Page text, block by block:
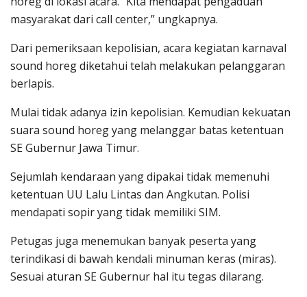
masyarakat dari call center,” ungkapnya.
Dari pemeriksaan kepolisian, acara kegiatan karnaval
sound horeg diketahui telah melakukan pelanggaran
berlapis.
Mulai tidak adanya izin kepolisian. Kemudian kekuatan
suara sound horeg yang melanggar batas ketentuan
SE Gubernur Jawa Timur.
Sejumlah kendaraan yang dipakai tidak memenuhi
ketentuan UU Lalu Lintas dan Angkutan. Polisi
mendapati sopir yang tidak memiliki SIM.
Petugas juga menemukan banyak peserta yang
terindikasi di bawah kendali minuman keras (miras).
Sesuai aturan SE Gubernur hal itu tegas dilarang.